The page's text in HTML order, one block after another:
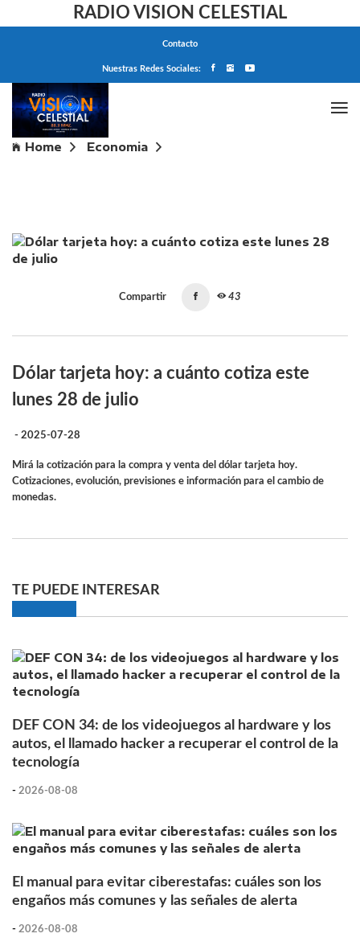
RADIO VISION CELESTIAL
Contacto
Nuestras Redes Sociales:
Home
Economia
Compartir 43
Dólar tarjeta hoy: a cuánto cotiza este
lunes 28 de julio
- 2025-07-28
Mirá la cotización para la compra y venta del dólar tarjeta hoy.
Cotizaciones, evolución, previsiones e información para el cambio de
monedas.
TE PUEDE INTERESAR
DEF CON 34: de los videojuegos al hardware y los
autos, el llamado hacker a recuperar el control de la
tecnología
- 2026-08-08
El manual para evitar ciberestafas: cuáles son los
engaños más comunes y las señales de alerta
- 2026-08-08